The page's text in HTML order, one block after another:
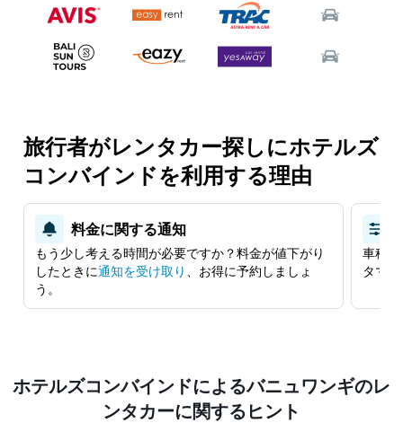
旅行者がレンタカー探しにホテルズ
コンバインドを利用する理由
料金に関する通知
もう少し考える時間が必要ですか？料金が値下がり
したときに​通知を受け取り ​、お得に予約しましょ
う。
車種
タマ
ホテルズコンバインド​による​バニュワンギのレ
ンタカーに関するヒント